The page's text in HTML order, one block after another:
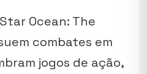
Ocean: The
combates em
jogos de ação,